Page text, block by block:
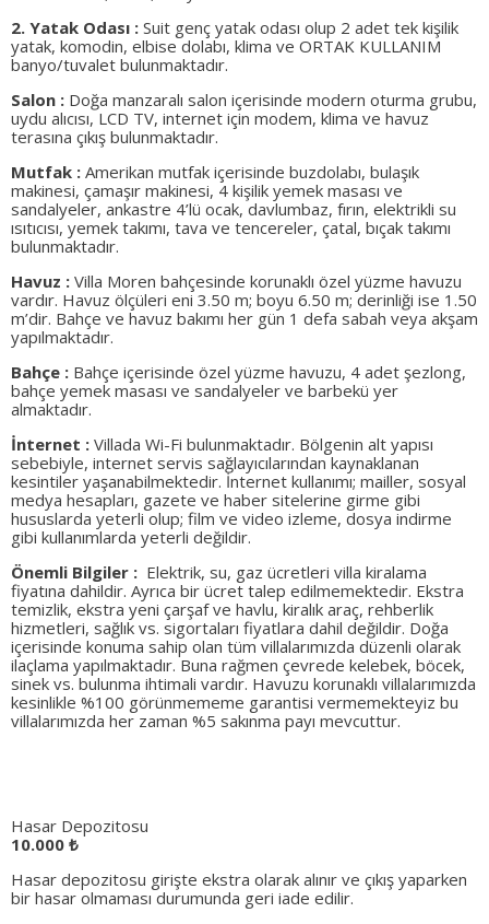
2. Yatak Odası : Suit genç yatak odası olup 2 adet tek kişilik
yatak, komodin, elbise dolabı, klima ve ORTAK KULLANIM
banyo/tuvalet bulunmaktadır.
Salon : Doğa manzaralı salon içerisinde modern oturma grubu,
uydu alıcısı, LCD TV, internet için modem, klima ve havuz
terasına çıkış bulunmaktadır.
Mutfak : Amerikan mutfak içerisinde buzdolabı, bulaşık
makinesi, çamaşır makinesi, 4 kişilik yemek masası ve
sandalyeler, ankastre 4’lü ocak, davlumbaz, fırın, elektrikli su
ısıtıcısı, yemek takımı, tava ve tencereler, çatal, bıçak takımı
bulunmaktadır.
Havuz : Villa Moren bahçesinde korunaklı özel yüzme havuzu
vardır. Havuz ölçüleri eni 3.50 m; boyu 6.50 m; derinliği ise 1.50
m’dir. Bahçe ve havuz bakımı her gün 1 defa sabah veya akşam
yapılmaktadır.
Bahçe : Bahçe içerisinde özel yüzme havuzu, 4 adet şezlong,
bahçe yemek masası ve sandalyeler ve barbekü yer
almaktadır.
İnternet : Villada Wi-Fi bulunmaktadır. Bölgenin alt yapısı
sebebiyle, internet servis sağlayıcılarından kaynaklanan
kesintiler yaşanabilmektedir. İnternet kullanımı; mailler, sosyal
medya hesapları, gazete ve haber sitelerine girme gibi
hususlarda yeterli olup; film ve video izleme, dosya indirme
gibi kullanımlarda yeterli değildir.
Önemli Bilgiler : Elektrik, su, gaz ücretleri villa kiralama
fiyatına dahildir. Ayrıca bir ücret talep edilmemektedir. Ekstra
temizlik, ekstra yeni çarşaf ve havlu, kiralık araç, rehberlik
hizmetleri, sağlık vs. sigortaları fiyatlara dahil değildir. Doğa
içerisinde konuma sahip olan tüm villalarımızda düzenli olarak
ilaçlama yapılmaktadır. Buna rağmen çevrede kelebek, böcek,
sinek vs. bulunma ihtimali vardır. Havuzu korunaklı villalarımızda
kesinlikle %100 görünmememe garantisi vermemekteyiz bu
villalarımızda her zaman %5 sakınma payı mevcuttur.
Hasar Depozitosu
10.000 ₺
Hasar depozitosu girişte ekstra olarak alınır ve çıkış yaparken
bir hasar olmaması durumunda geri iade edilir.